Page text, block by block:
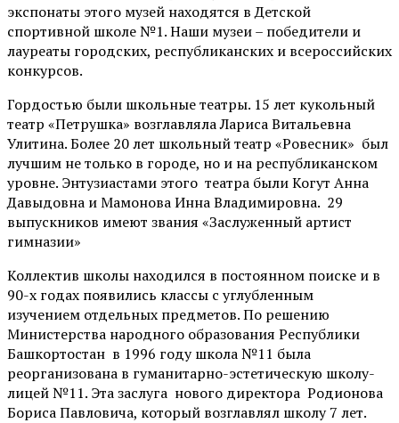
экспонаты этого музей находятся в Детской
спортивной школе №1. Наши музеи – победители и
лауреаты городских, республиканских и всероссийских
конкурсов.
Гордостью были школьные театры. 15 лет кукольный
театр «Петрушка» возглавляла Лариса Витальевна
Улитина. Более 20 лет школьный театр «Ровесник» был
лучшим не только в городе, но и на республиканском
уровне. Энтузиастами этого театра были Когут Анна
Давыдовна и Мамонова Инна Владимировна. 29
выпускников имеют звания «Заслуженный артист
гимназии»
Коллектив школы находился в постоянном поиске и в
90-х годах появились классы с углубленным
изучением отдельных предметов. По решению
Министерства народного образования Республики
Башкортостан в 1996 году школа №11 была
реорганизована в гуманитарно-эстетическую школу-
лицей №11. Эта заслуга нового директора Родионова
Бориса Павловича, который возглавлял школу 7 лет.